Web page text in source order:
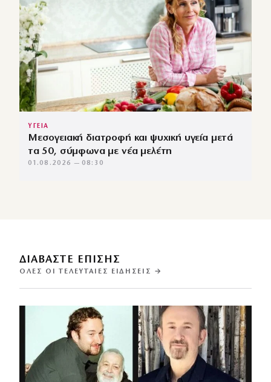
ΥΓΕΙΑ
Μεσογειακή διατροφή και ψυχική υγεία μετά
τα 50, σύμφωνα με νέα μελέτη
01.08.2026 — 08:30
ΔΙΑΒΑΣΤΕ ΕΠΙΣΗΣ
ΌΛΕΣ ΟΙ ΤΕΛΕΥΤΑΊΕΣ ΕΙΔΉΣΕΙΣ →